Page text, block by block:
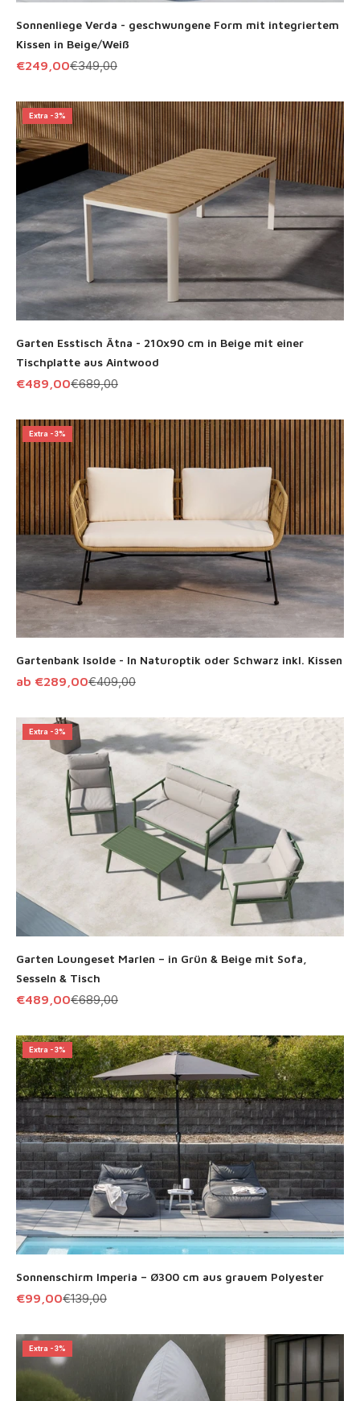
Sonnenliege Verda - geschwungene Form mit integriertem
Kissen in Beige/Weiß
Angebot
€249,00Regulärer Preis
€349,00
Extra -3%
Garten Esstisch Ätna - 210x90 cm in Beige mit einer
Tischplatte aus Aintwood
Angebot
€489,00Regulärer Preis
€689,00
Extra -3%
Gartenbank Isolde - In Naturoptik oder Schwarz inkl. Kissen
Angebot
ab €289,00Regulärer Preis
€409,00
Extra -3%
Garten Loungeset Marlen – in Grün & Beige mit Sofa,
Sesseln & Tisch
Angebot
€489,00Regulärer Preis
€689,00
Extra -3%
Sonnenschirm Imperia – Ø300 cm aus grauem Polyester
Angebot
€99,00Regulärer Preis
€139,00
Extra -3%